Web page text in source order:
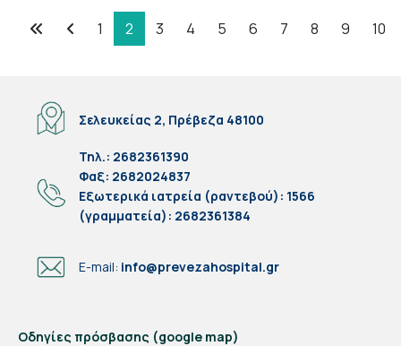
Σελίδα 2 από 102
1 2 3 4 5 6 7 8 9 10
Σελευκείας 2, Πρέβεζα 48100
Τηλ.: 2682361390
Φαξ: 2682024837
Eξωτερικά ιατρεία (ραντεβού): 1566
(γραμματεία): 2682361384
E-mail: info@prevezahospital.gr
Οδηγίες πρόσβασης (google map)